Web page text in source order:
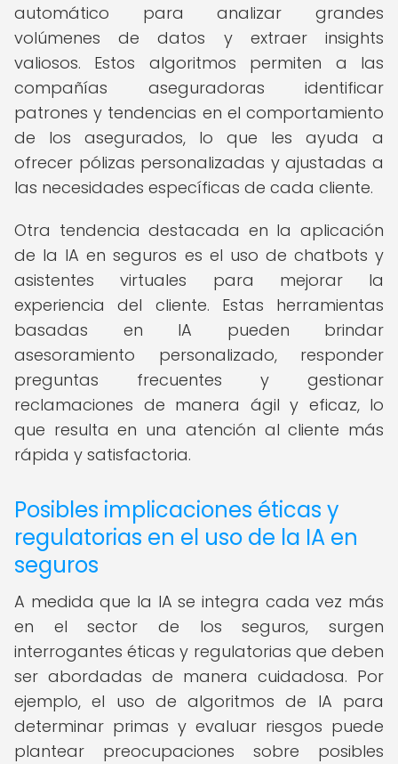
automático para analizar grandes
volúmenes de datos y extraer insights
valiosos. Estos algoritmos permiten a las
compañías aseguradoras identificar
patrones y tendencias en el comportamiento
de los asegurados, lo que les ayuda a
ofrecer pólizas personalizadas y ajustadas a
las necesidades específicas de cada cliente.
Otra tendencia destacada en la aplicación
de la IA en seguros es el uso de chatbots y
asistentes virtuales para mejorar la
experiencia del cliente. Estas herramientas
basadas en IA pueden brindar
asesoramiento personalizado, responder
preguntas frecuentes y gestionar
reclamaciones de manera ágil y eficaz, lo
que resulta en una atención al cliente más
rápida y satisfactoria.
Posibles implicaciones éticas y
regulatorias en el uso de la IA en
seguros
A medida que la IA se integra cada vez más
en el sector de los seguros, surgen
interrogantes éticas y regulatorias que deben
ser abordadas de manera cuidadosa. Por
ejemplo, el uso de algoritmos de IA para
determinar primas y evaluar riesgos puede
plantear preocupaciones sobre posibles